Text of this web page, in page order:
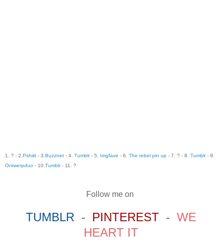
1. ? - 2. Pshiiit - 3. Buzznet - 4. Tumblr- 5. Imgfave - 6. The rebel pin up - 7. ? - 8. Tumblr- 9.
Ontwerpduo - 10. Tumblr- 11. ?
Follow me on
TUMBLR - PINTEREST - WE
HEART IT